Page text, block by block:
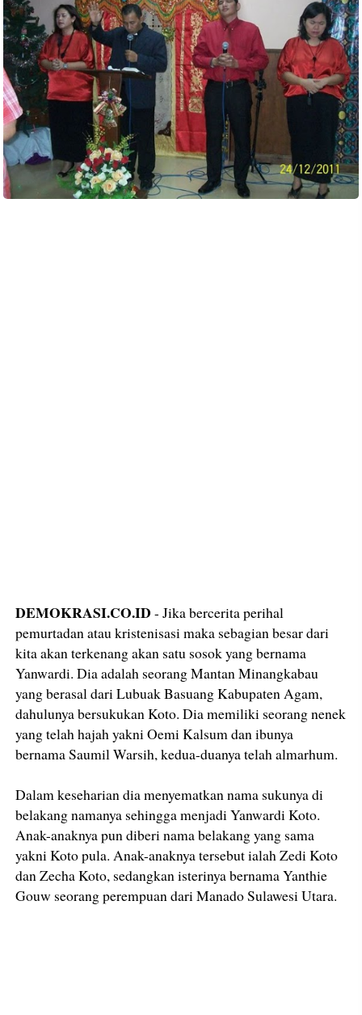
DEMOKRASI.CO.ID - Jika bercerita perihal
pemurtadan atau kristenisasi maka sebagian besar dari
kita akan terkenang akan satu sosok yang bernama
Yanwardi. Dia adalah seorang Mantan Minangkabau
yang berasal dari Lubuak Basuang Kabupaten Agam,
dahulunya bersukukan Koto. Dia memiliki seorang nenek
yang telah hajah yakni Oemi Kalsum dan ibunya
bernama Saumil Warsih, kedua-duanya telah almarhum.
Dalam keseharian dia menyematkan nama sukunya di
belakang namanya sehingga menjadi Yanwardi Koto.
Anak-anaknya pun diberi nama belakang yang sama
yakni Koto pula. Anak-anaknya tersebut ialah Zedi Koto
dan Zecha Koto, sedangkan isterinya bernama Yanthie
Gouw seorang perempuan dari Manado Sulawesi Utara.